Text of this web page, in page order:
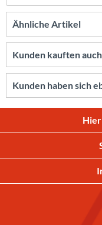
Ähnliche Artikel
Kunden kauften auch
Kunden haben sich